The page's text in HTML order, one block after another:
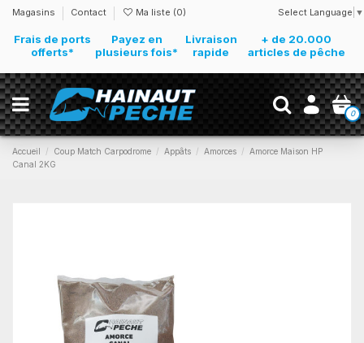
Magasins Contact Ma liste (0) Select Language ▼
Frais de ports
offerts*
Payez en
plusieurs fois*
Livraison
rapide
+ de 20.000
articles de pêche
0
Accueil Coup Match Carpodrome Appâts Amorces
Amorce Maison HP
Canal 2KG